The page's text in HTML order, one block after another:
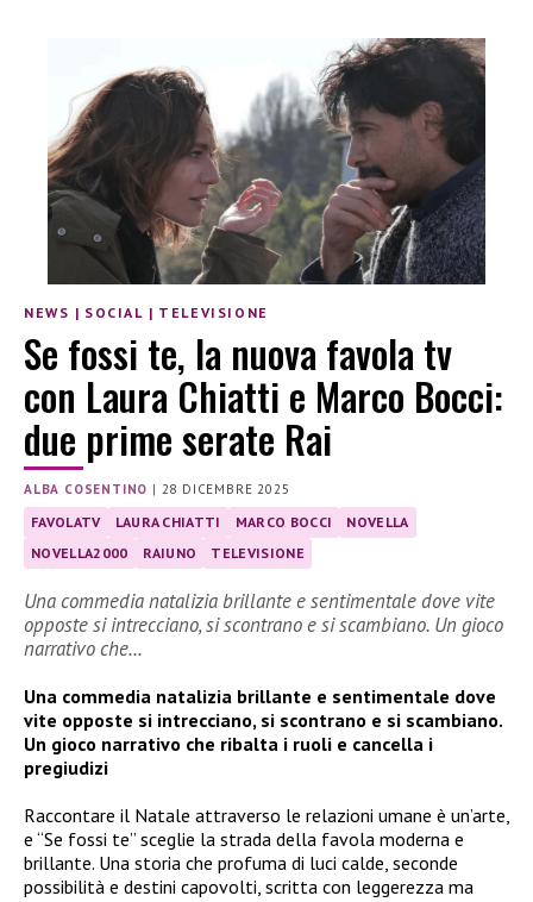
NEWS | SOCIAL | TELEVISIONE
Se fossi te, la nuova favola tv
con Laura Chiatti e Marco Bocci:
due prime serate Rai
ALBA COSENTINO | 28 DICEMBRE 2025
FAVOLATV LAURA CHIATTI MARCO BOCCI
NOVELLA
NOVELLA2000
RAIUNO TELEVISIONE
Una commedia natalizia brillante e sentimentale dove vite
opposte si intrecciano, si scontrano e si scambiano. Un gioco
narrativo che…
Una commedia natalizia brillante e sentimentale dove
vite opposte si intrecciano, si scontrano e si scambiano.
Un gioco narrativo che ribalta i ruoli e cancella i
pregiudizi
Raccontare il Natale attraverso le relazioni umane è un’arte,
e “Se fossi te” sceglie la strada della favola moderna e
brillante. Una storia che profuma di luci calde, seconde
possibilità e destini capovolti, scritta con leggerezza ma